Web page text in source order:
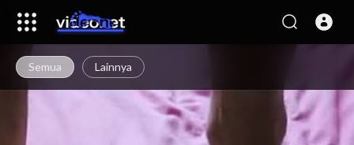
Semua Lainnya